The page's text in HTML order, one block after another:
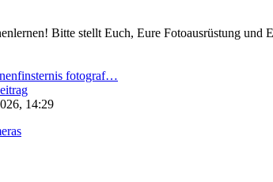
Bitte stellt Euch, Eure Fotoausrüstung und
fotograf…
14:29